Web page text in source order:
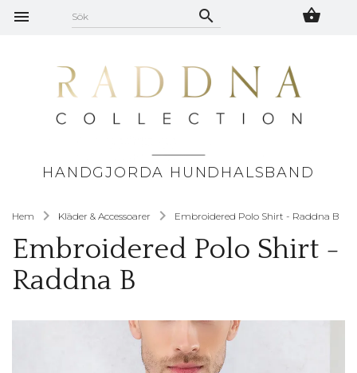
HANDGJORDA HUNDHALSBAND
Hem Kläder & Accessoarer Embroidered Polo Shirt - Raddna B
Embroidered Polo Shirt -
Raddna B